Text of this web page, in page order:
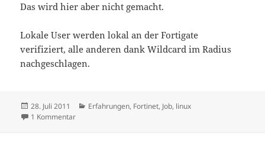
Das wird hier aber nicht gemacht.
Lokale User werden lokal an der Fortigate
verifiziert, alle anderen dank Wildcard im Radius
nachgeschlagen.
Veröffentlicht
am
28. Juli 2011 Kategorien
Erfahrungen, Fortinet, Job, linux
1 Kommentarzu User Authentifizierung gegen Radius – Fortinet